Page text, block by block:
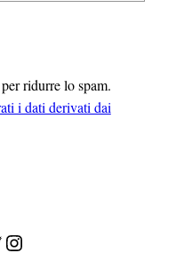
ridurre lo spam.
i dati derivati dai
Instagram